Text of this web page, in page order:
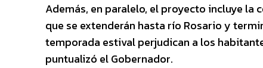
Además, en paralelo, el proyecto incluye la
que se extenderán hasta río Rosario y
temporada estival perjudican a los
puntualizó el Gobernador.